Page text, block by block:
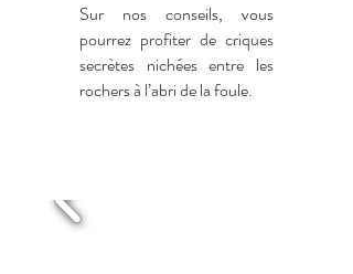
Sur nos conseils, vous
pourrez profiter de criques
secrètes nichées entre les
rochers à l’abri de la foule.